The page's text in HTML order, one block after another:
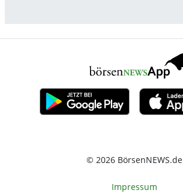
© 2026 BörsenNEWS.de
Impressum